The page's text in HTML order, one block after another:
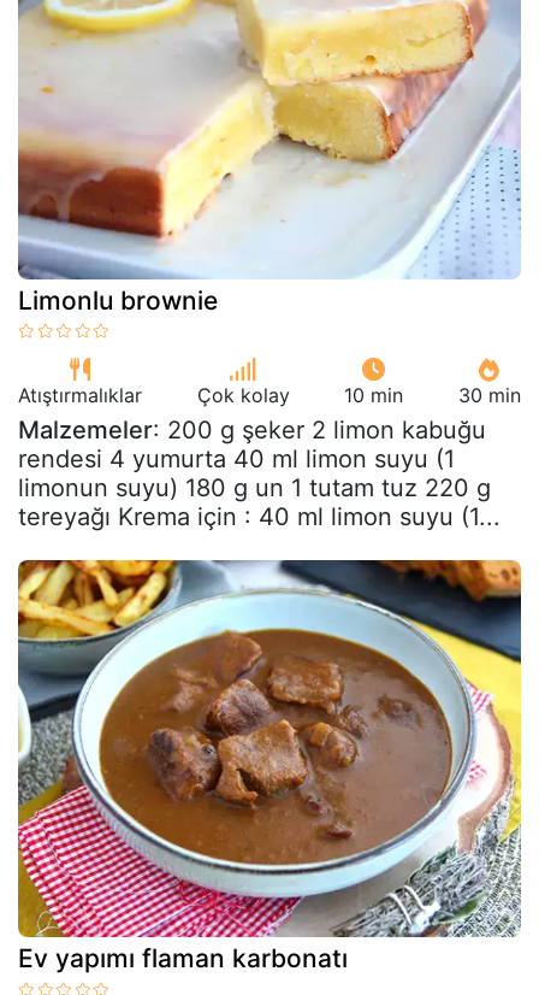
Limonlu brownie
Atıştırmalıklar Çok kolay 10 min 30 min
Malzemeler: 200 g şeker 2 limon kabuğu
rendesi 4 yumurta 40 ml limon suyu (1
limonun suyu) 180 g un 1 tutam tuz 220 g
tereyağı Krema için : 40 ml limon suyu (1...
Ev yapımı flaman karbonatı